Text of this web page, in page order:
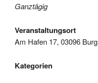
Ganztägig
Veranstaltungsort
Am Hafen 17, 03096 Burg
Kategorien